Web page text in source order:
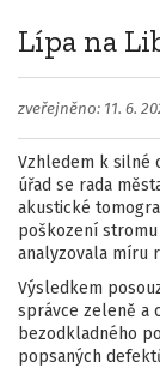
Lípa na
zveřejněno: 11. 6.
Vzhledem k silné
úřad se rada
akustické
poškození
analyzovala míru
Výsledkem
správce zeleně a
bezodkladného
popsaných